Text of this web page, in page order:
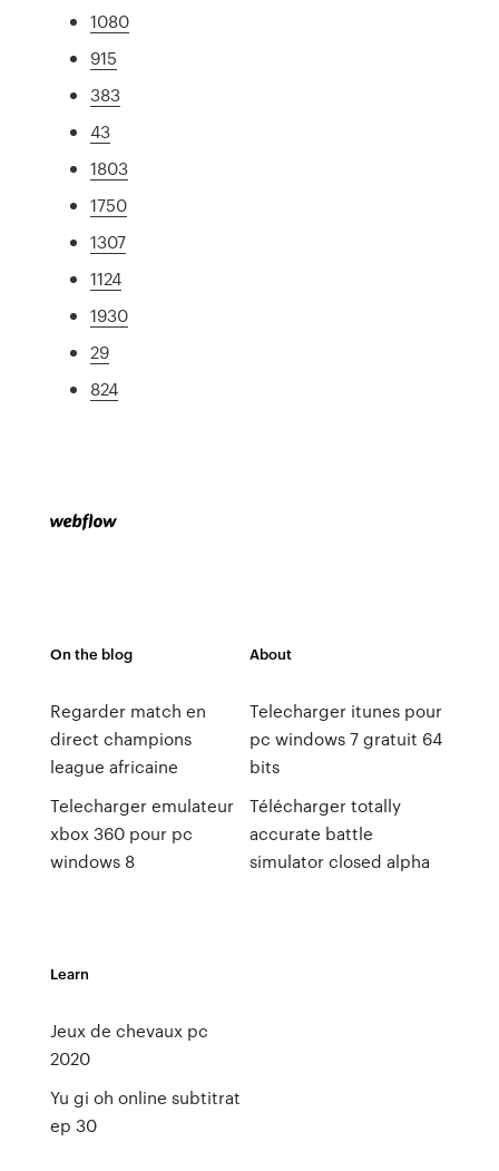
1080
915
383
43
1803
1750
1307
1124
1930
29
824
On the blog
Regarder match en
direct champions
league africaine
Telecharger emulateur
xbox 360 pour pc
windows 8
About
Telecharger itunes pour
pc windows 7 gratuit 64
bits
Télécharger totally
accurate battle
simulator closed alpha
Learn
Jeux de chevaux pc
2020
Yu gi oh online subtitrat
ep 30